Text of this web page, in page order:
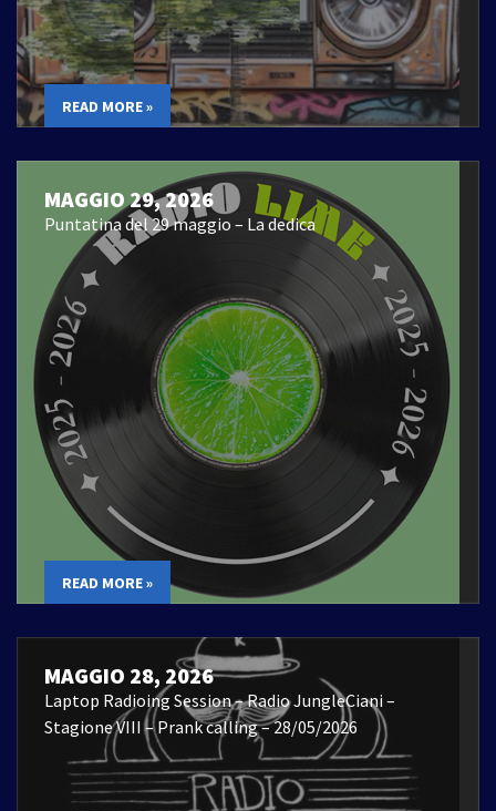
READ MORE »
MAGGIO 29, 2026
Puntatina del 29 maggio – La dedica
READ MORE »
MAGGIO 28, 2026
Laptop Radioing Session – Radio JungleCiani –
Stagione VIII – Prank calling – 28/05/2026